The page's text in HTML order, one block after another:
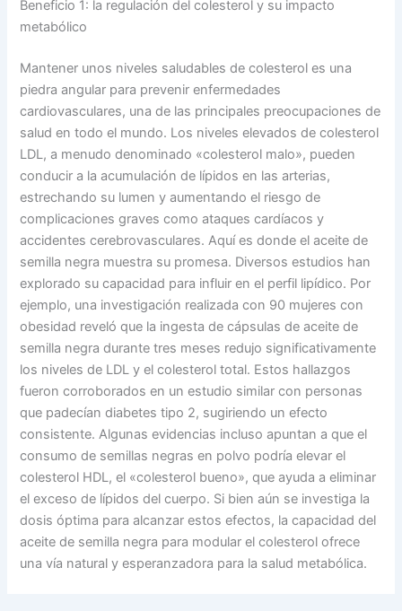
Beneficio 1: la regulación del colesterol y su impacto
metabólico
Mantener unos niveles saludables de colesterol es una
piedra angular para prevenir enfermedades
cardiovasculares, una de las principales preocupaciones de
salud en todo el mundo. Los niveles elevados de colesterol
LDL, a menudo denominado «colesterol malo», pueden
conducir a la acumulación de lípidos en las arterias,
estrechando su lumen y aumentando el riesgo de
complicaciones graves como ataques cardíacos y
accidentes cerebrovasculares. Aquí es donde el aceite de
semilla negra muestra su promesa. Diversos estudios han
explorado su capacidad para influir en el perfil lipídico. Por
ejemplo, una investigación realizada con 90 mujeres con
obesidad reveló que la ingesta de cápsulas de aceite de
semilla negra durante tres meses redujo significativamente
los niveles de LDL y el colesterol total. Estos hallazgos
fueron corroborados en un estudio similar con personas
que padecían diabetes tipo 2, sugiriendo un efecto
consistente. Algunas evidencias incluso apuntan a que el
consumo de semillas negras en polvo podría elevar el
colesterol HDL, el «colesterol bueno», que ayuda a eliminar
el exceso de lípidos del cuerpo. Si bien aún se investiga la
dosis óptima para alcanzar estos efectos, la capacidad del
aceite de semilla negra para modular el colesterol ofrece
una vía natural y esperanzadora para la salud metabólica.